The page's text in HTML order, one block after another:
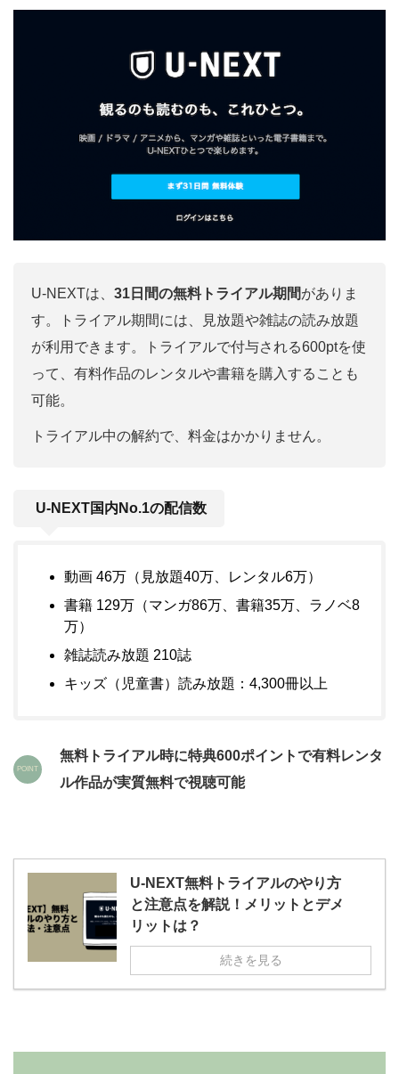
U-NEXTは、 31日間の無料トライアル期間がありま
す。トライアル期間には、見放題や雑誌の読み放題
が利用 できます。トライアルで付与される600ptを使
って、有料作品のレンタルや書籍を購入することも
可能。
トライアル中の解約で、料金はかかりません。
U-NEXT国内No.1の配信数
動画 46万（見放題40万、レンタル6万）
書籍 129万（マンガ86万、書籍35万、ラノベ8
万）
雑誌読み放題 210誌
キッズ（児童書）読み放題：4,300冊以上
無料トライアル時に特典600ポイントで有料レンタ
ル作品が実質無料で視聴可能
U-NEXT無料トライアルのやり方
と注意点を解説！メリットとデメ
リットは？
続きを見る